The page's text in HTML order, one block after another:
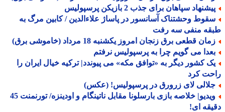
سپاهان برای جذب 2 بازیکن پرسپولیس
وحشتناک آسانسور در پاساژ علاءالدین / کابین مرگ به
منفی سه رفت
قطعی برق زنجان امروز یکشنبه 18 مرداد (خاموشی برق)
می گویم چرا به پرسپولیس نرفتم
کشور دیگر به «توافق مکه» می پیوندد| ترکیه خیال ایران را
کرد
لای زرورق در پرسپولیس! (عکس)
ویدیو| خلاصه بازی بارسلونا مقابل ناتینگام و اودینزه/ تورنمنت 45
ای!